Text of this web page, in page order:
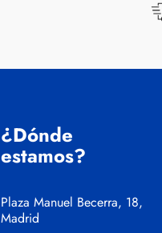
¿Dónde
estamos?
Plaza Manuel Becerra, 18,
Madrid